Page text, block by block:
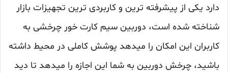
دارد یکی از پیشرفته ترین و کاربردی ترین تجهیزات بازار
شناخته شده است، دوربین سیم کارت خور چرخشی به
کاربران این امکان را میدهد پوشش کاملی در محیط داشته
باشید، چرخش دوربین به شما این اجازه را میدهد تا دید